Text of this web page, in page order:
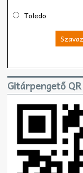
Toledo
Gitárpengető QR